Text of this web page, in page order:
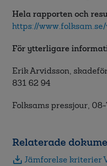
Hela rapporten och
https://
För ytterligare
Erik Arvidsson,
831 62 94
Folksams pressjour,
Relaterade
Jämforelse kriterier